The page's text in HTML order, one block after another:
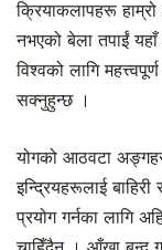
क्रियाकलापहरू
नभएको बेला तपाईं
विश्वको लागि
सक्नुहुन्छ ।
योगको आठवटा
इन्द्रियहरूलाई
प्रयोग गर्नका लागि